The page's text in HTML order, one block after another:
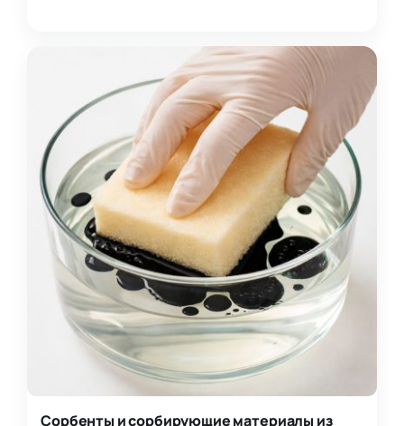
Сорбенты и сорбирующие материалы из